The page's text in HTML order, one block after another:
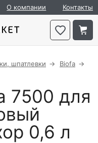
О компании Контакты
шпатлевки
Biofa
7500 для
0,6 л